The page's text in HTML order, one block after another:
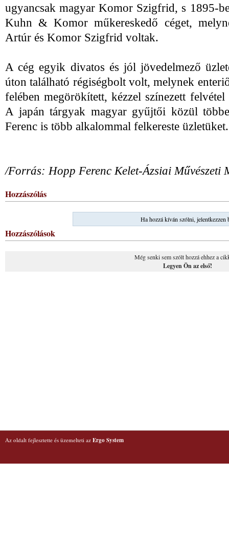
ugyancsak magyar Komor Szigfrid, s 1895-
Kuhn & Komor műkereskedő céget,
Artúr és Komor Szigfrid voltak.
A cég egyik divatos és jól jövedelmező
úton található régiségbolt volt, melynek
felében megörökített, kézzel színezett
A japán tárgyak magyar gyűjtői közül
Ferenc is több alkalommal felkereste
/Forrás: Hopp Ferenc Kelet-Ázsiai Művészeti
Hozzászólás
Ha hozzá kíván szólni, jelentkezzen
Hozzászólások
Még senki sem szólt hozzá ehhez a
Legyen Ön az első!
Az oldalt fejlesztette és üzemelteti az Ergo System